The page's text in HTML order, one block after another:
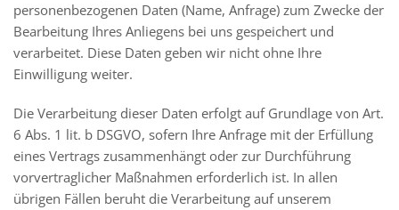
personenbezogenen Daten (Name, Anfrage) zum Zwecke der
Bearbeitung Ihres Anliegens bei uns gespeichert und
verarbeitet. Diese Daten geben wir nicht ohne Ihre
Einwilligung weiter.
Die Verarbeitung dieser Daten erfolgt auf Grundlage von Art.
6 Abs. 1 lit. b DSGVO, sofern Ihre Anfrage mit der Erfüllung
eines Vertrags zusammenhängt oder zur Durchführung
vorvertraglicher Maßnahmen erforderlich ist. In allen
übrigen Fällen beruht die Verarbeitung auf unserem